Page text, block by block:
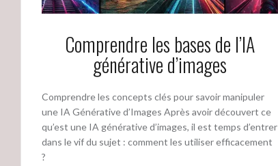
Comprendre les bases de l’IA
générative d’images
Comprendre les concepts clés pour savoir manipuler
une IA Générative d’Images Après avoir découvert ce
qu’est une IA générative d’images, il est temps d’entrer
dans le vif du sujet : comment les utiliser efficacement
?